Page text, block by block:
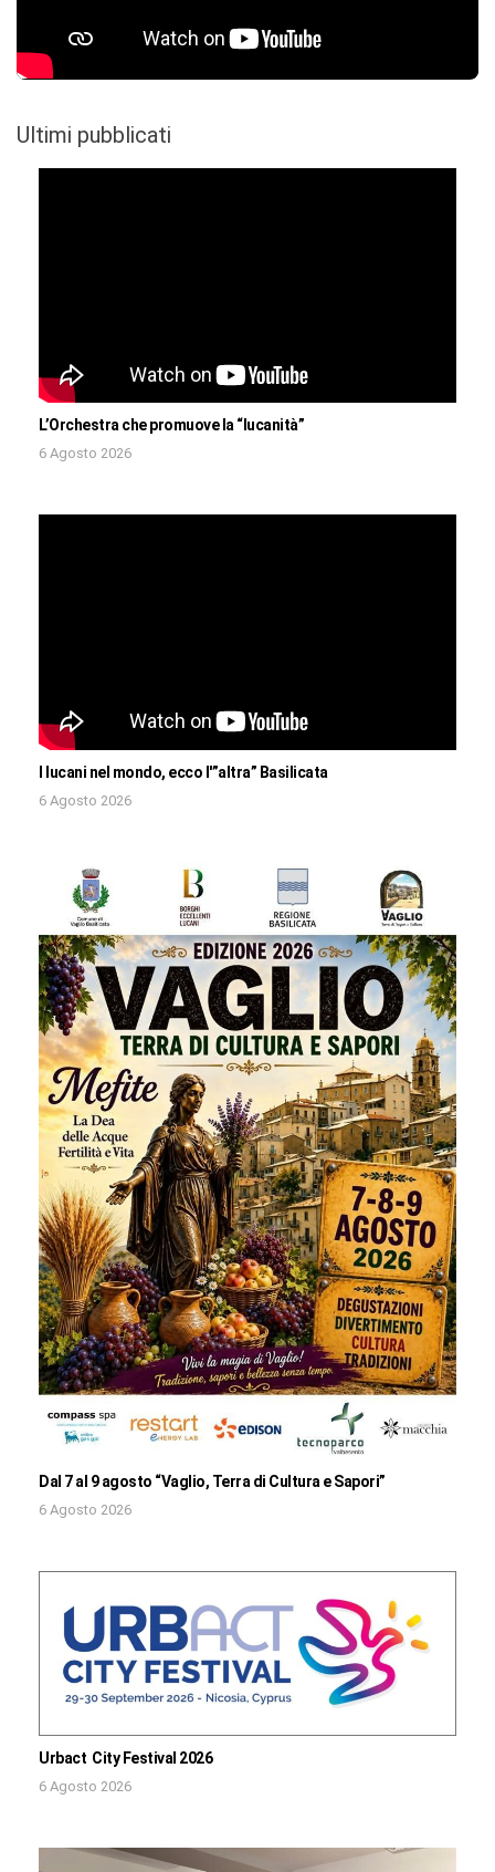
Ultimi pubblicati
L’Orchestra che promuove la “lucanità”
6 Agosto 2026
I lucani nel mondo, ecco l'”altra” Basilicata
6 Agosto 2026
Dal 7 al 9 agosto “Vaglio, Terra di Cultura e Sapori”
6 Agosto 2026
Urbact City Festival 2026
6 Agosto 2026